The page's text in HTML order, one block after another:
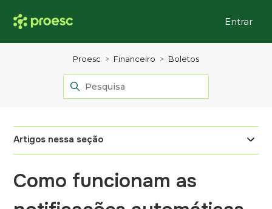
Entrar
Proesc Financeiro Boletos
Artigos nessa seção
Como funcionam as